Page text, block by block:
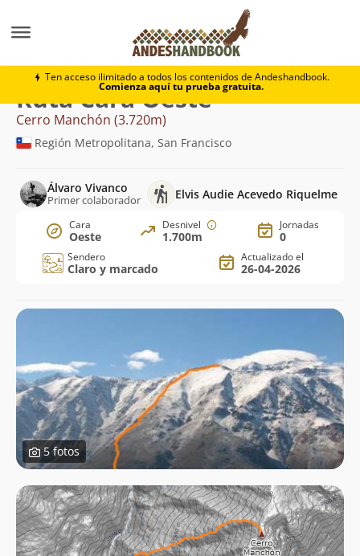
Ten acceso ilimitado a todos los contenidos de Andeshandbook.
Comienza aquí tu prueba gratuita.
Cerro Manchón Cara Oeste
Ruta Cara Oeste
Cerro Manchón (3.720m)
Región Metropolitana, San Francisco
Álvaro Vivanco
Primer colaborador Elvis Audie Acevedo Riquelme
Cara
Oeste
Desnivel
1.700m
Jornadas
0
Sendero
Claro y marcado
Actualizado el
26-04-2026
5 fotos